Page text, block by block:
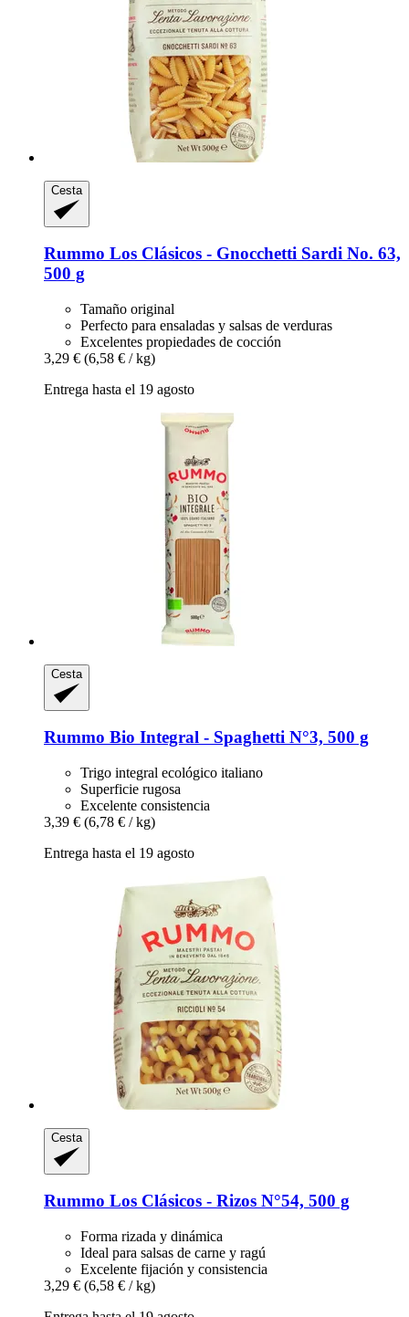
Cesta
Rummo Los Clásicos -​ Gnocchetti Sardi No. 63,
500 g
Tamaño original
Perfecto para ensaladas y salsas de verduras
Excelentes propiedades de cocción
3,29 € (6,58 € / kg)
Entrega hasta el 19 agosto
Cesta
Rummo Bio Integral -​ Spaghetti N°3, 500 g
Trigo integral ecológico italiano
Superficie rugosa
Excelente consistencia
3,39 € (6,78 € / kg)
Entrega hasta el 19 agosto
Cesta
Rummo Los Clásicos -​ Rizos N°54, 500 g
Forma rizada y dinámica
Ideal para salsas de carne y ragú
Excelente fijación y consistencia
3,29 € (6,58 € / kg)